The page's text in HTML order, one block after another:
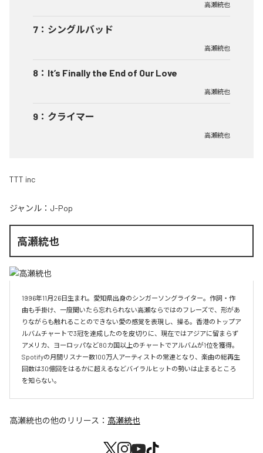
高瀬統也
7 ： シングルバッド
高瀬統也
8 ： It’s Finally the End of Our Love
高瀬統也
9 ： クライマー
高瀬統也
TTT inc
ジャンル： J-Pop
高瀬統也
1996年11月26日生まれ。愛知県出身のシンガーソングライター。作詞・作
曲も手掛け、一度聞いたら忘れられない高瀬ならではのフレーズで、形があ
りながらも触れることのできない愛の感覚を表現し、操る。香港のトップア
ルバムチャートで3冠を達成したのを皮切りに、現在ではアジアに留まらず
アメリカ、ヨーロッパなど80カ国以上のチャートでアルバムが1位を獲得。
Spotifyの月間リスナー数100万人アーティストの常連となり、楽曲の総再生
回数は30億回をはるかに超えるなどバイラルヒットの勢いは止まるところ
を知らない。
高瀬統也の他のリリース： 高瀬統也